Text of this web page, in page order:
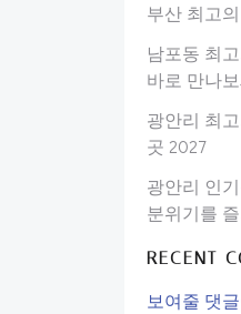
부산 최고
남포동 최
바로 만나
광안리 최
곳 2027
광안리 인
분위기를
RECENT
보여줄 댓